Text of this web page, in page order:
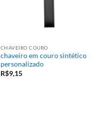
CHAVEIRO COURO
chaveiro em couro sintético
personalizado
R$9,15